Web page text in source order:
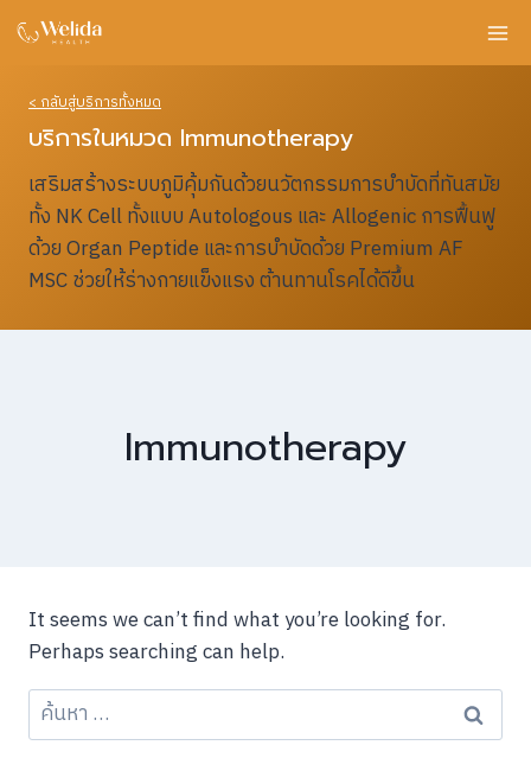
Skip
< กลับสู่บริการทั้งหมด
บริการในหมวด Immunotherapy
เสริมสร้างระบบภูมิคุ้มกันด้วยนวัตกรรมการบำบัดที่ทันสมัย
ทั้ง NK Cell ทั้งแบบ Autologous และ Allogenic การฟื้นฟู
ด้วย Organ Peptide และการบำบัดด้วย Premium AF
MSC ช่วยให้ร่างกายแข็งแรง ต้านทานโรคได้ดีขึ้น
Immunotherapy
It seems we can’t find what you’re looking for.
Perhaps searching can help.
ค้นหา
สำหรับ: